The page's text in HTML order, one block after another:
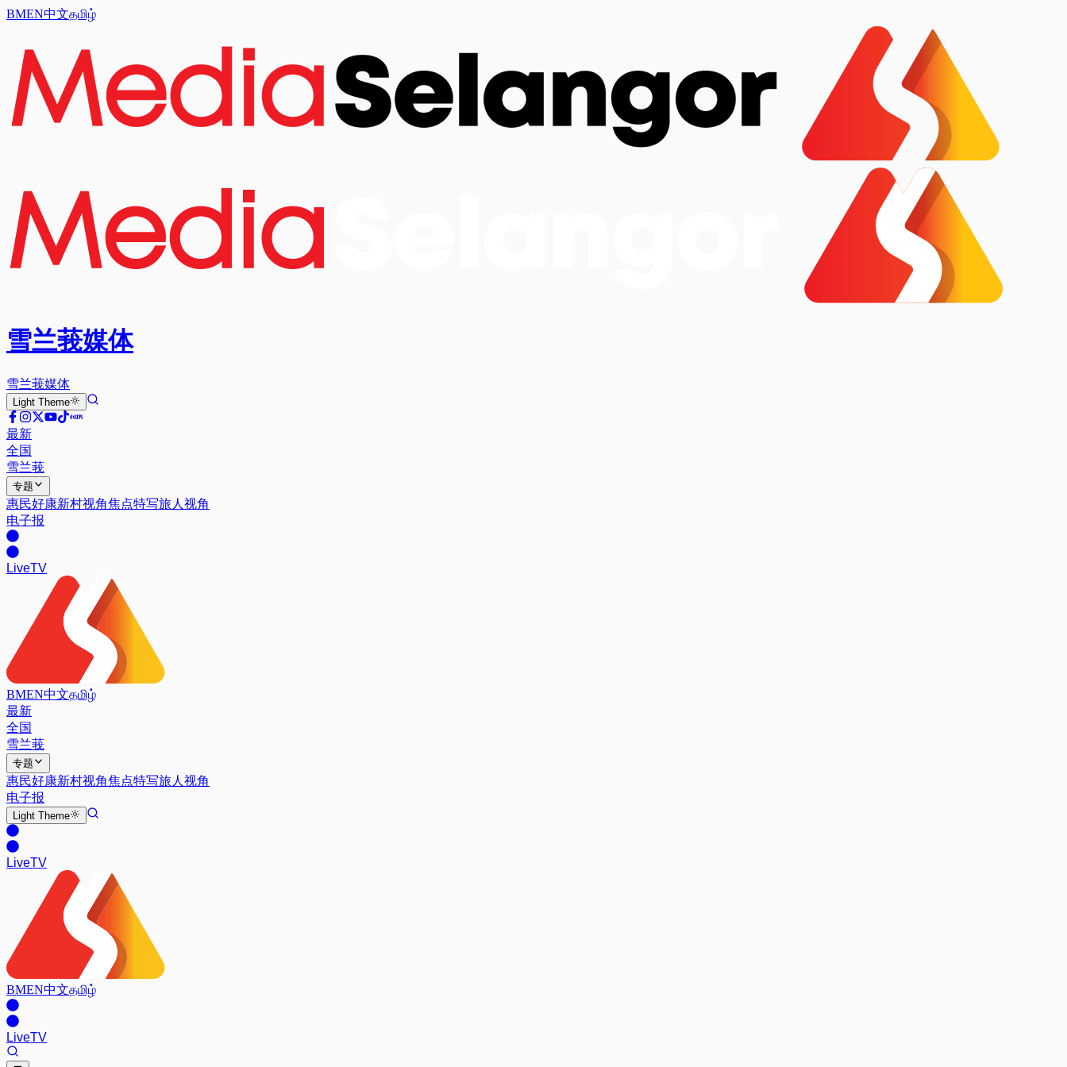
BMEN中文தமிழ்
雪兰莪媒体
雪兰莪媒体
Light Theme
最新
全国
雪兰莪
专题
惠民好康新村视角焦点特写旅人视角
电子报
LiveTV
BMEN中文தமிழ்
最新
全国
雪兰莪
专题
惠民好康新村视角焦点特写旅人视角
电子报
Light Theme
LiveTV
BMEN中文தமிழ்
LiveTV